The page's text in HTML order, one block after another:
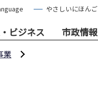
やさしいにほんご
ビジネス 市政情報
業